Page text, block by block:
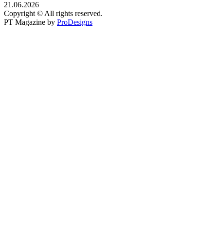
21.06.2026
Copyright © All rights reserved.
PT Magazine by ProDesigns